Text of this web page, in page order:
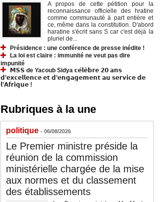
A propos de cette pétition pour la
reconnaissance officielle des hratine
comme communauté à part entière et
ce, même dans la constitution. D'abord
haratine s'écrit sans S car c'est déjà la
pluriel de...
Présidence : une conférence de presse inédite !
La loi est claire : immunité ne veut pas dire
impunité
𝗠𝗦𝗦 de Yacoub Sidya 𝗰𝗲́𝗹𝗲̀𝗯𝗿𝗲 𝟮𝟬 𝗮𝗻𝘀
𝗱’𝗲𝘅𝗰𝗲𝗹𝗹𝗲𝗻𝗰𝗲 𝗲𝘁 𝗱’𝗲𝗻𝗴𝗮𝗴𝗲𝗺𝗲𝗻𝘁 𝗮𝘂 𝘀𝗲𝗿𝘃𝗶𝗰𝗲 𝗱𝗲
𝗹’𝗔𝗳𝗿𝗶𝗾𝘂𝗲 !
Rubriques à la une
politique - 06/08/2026
Le Premier ministre préside la
réunion de la commission
ministérielle chargée de la mise
aux normes et du classement
des établissements